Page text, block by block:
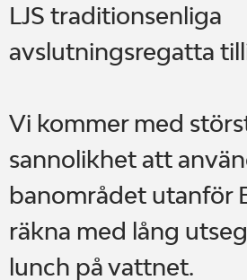
LJS traditionsenliga
avslutningsregatta
Vi kommer med
sannolikhet att
banområdet utanför
räkna med lång
lunch på vattnet.